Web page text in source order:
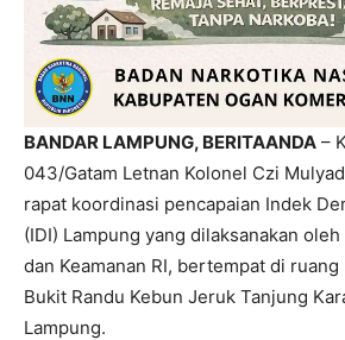
BANDAR LAMPUNG, BERITAANDA –
043/Gatam Letnan Kolonel Czi
rapat koordinasi pencapaian Indek
(IDI) Lampung yang dilaksanakan
dan Keamanan RI, bertempat di
Bukit Randu Kebun Jeruk Tanjung
Lampung.